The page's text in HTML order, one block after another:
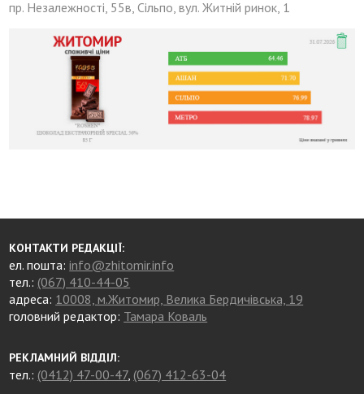
пр. Незалежності, 55в, Сільпо, вул. Житній ринок, 1
КОНТАКТИ РЕДАКЦІЇ:
ел. пошта:info@zhitomir.info
тел.: (067) 410-44-05
адреса: 10008, м.Житомир, Велика Бердичівська, 19
головний редактор: Тамара Коваль
РЕКЛАМНИЙ ВІДДІЛ:
тел.: (0412) 47-00-47, (067) 412-63-04